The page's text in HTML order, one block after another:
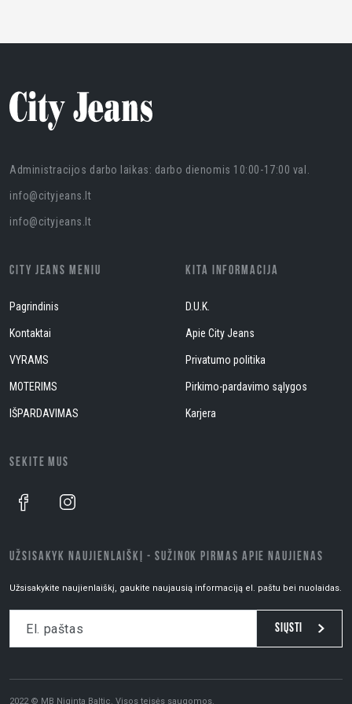
Administracijos darbo laikas: darbo dienomis 10:00-17:00 val.
info@cityjeans.lt
info@cityjeans.lt
CITY JEANS MENIU
Pagrindinis
Kontaktai
VYRAMS
MOTERIMS
IŠPARDAVIMAS
KITA INFORMACIJA
D.U.K.
Apie City Jeans
Privatumo politika
Pirkimo-pardavimo sąlygos
Karjera
SEKITE MUS
UŽSISAKYK NAUJIENLAIŠKĮ - SUŽINOK PIRMAS APIE NAUJIENAS
Užsisakykite naujienlaiškį, gaukite naujausią informaciją el. paštu bei nuolaidas.
Siųsti
2022 © MB Niginta Baltic. Visos teisės saugomos.